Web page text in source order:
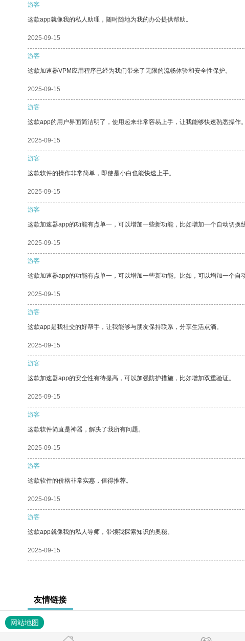
游客
这款app就像我的私人助理，随时随地为我的办公提供帮助。
2025-09-15
游客
这款加速器VPM应用程序已经为我们带来了无限的流畅体验和安全性保护。
2025-09-15
游客
这款app的用户界面简洁明了，使用起来非常容易上手，让我能够快速熟悉操作
2025-09-15
游客
这款软件的操作非常简单，即使是小白也能快速上手。
2025-09-15
游客
这款加速器app的功能有点单一，可以增加一些新功能，比如增加一个自动切换
2025-09-15
游客
这款加速器app的功能有点单一，可以增加一些新功能。比如，可以增加一个
2025-09-15
游客
这款app是我社交的好帮手，让我能够与朋友保持联系，分享生活点滴。
2025-09-15
游客
这款加速器app的安全性有待提高，可以加强防护措施，比如增加双重验证。
2025-09-15
游客
这款软件简直是神器，解决了我所有问题。
2025-09-15
游客
这款软件的价格非常实惠，值得推荐。
2025-09-15
游客
这款app就像我的私人导师，带领我探索知识的奥秘。
2025-09-15
友情链接
网站地图